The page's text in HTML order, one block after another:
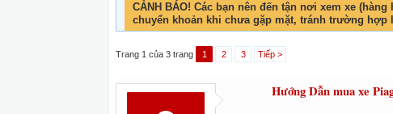
CẢNH BÁO! Các bạn nên đến tận nơi xem xe
chuyển khoản khi chưa gặp mặt, tránh trường
Trang 1 của 3 trang 1 2 3 Tiếp >
Hướng Dẫn mua xe